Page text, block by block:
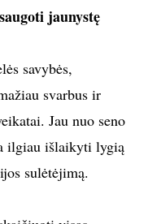
jaunystę
savybės,
svarbus ir
Jau nuo seno
ilgiau išlaikyti lygią
sulėtėjimą.